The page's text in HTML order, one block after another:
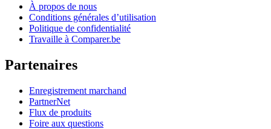
À propos de nous
Conditions générales d’utilisation
Politique de confidentialité
Travaille à Comparer.be
Partenaires
Enregistrement marchand
PartnerNet
Flux de produits
Foire aux questions